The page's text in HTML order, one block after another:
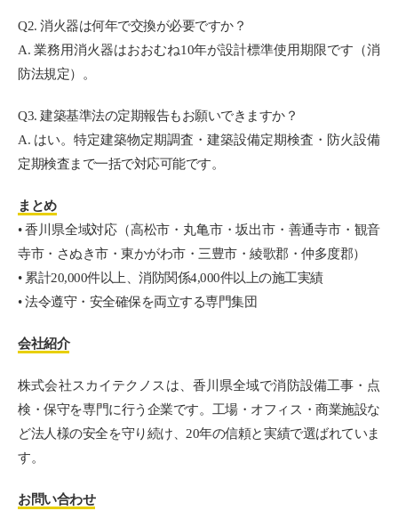
Q2. 消火器は何年で交換が必要ですか？
A. 業務用消火器はおおむね10年が設計標準使用期限です（消
防法規定）。
Q3. 建築基準法の定期報告もお願いできますか？
A. はい。特定建築物定期調査・建築設備定期検査・防火設備
定期検査まで一括で対応可能です。
まとめ
• 香川県全域対応（高松市・丸亀市・坂出市・善通寺市・観音
寺市・さぬき市・東かがわ市・三豊市・綾歌郡・仲多度郡）
• 累計20,000件以上、消防関係4,000件以上の施工実績
• 法令遵守・安全確保を両立する専門集団
会社紹介
株式会社スカイテクノスは、香川県全域で消防設備工事・点
検・保守を専門に行う企業です。工場・オフィス・商業施設な
ど法人様の安全を守り続け、20年の信頼と実績で選ばれていま
す。
お問い合わせ